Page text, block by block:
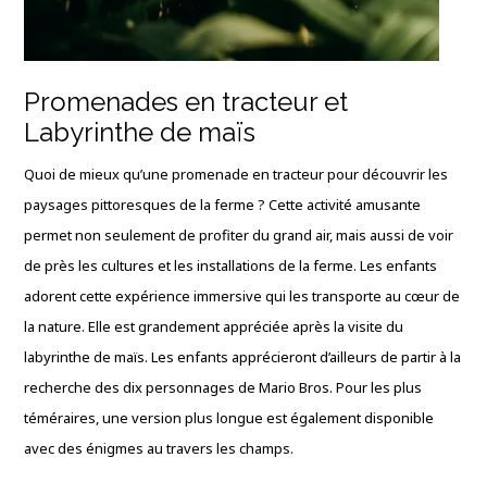
Promenades en tracteur et
Labyrinthe de maïs
Quoi de mieux qu’une promenade en tracteur pour découvrir les
paysages pittoresques de la ferme ? Cette activité amusante
permet non seulement de profiter du grand air, mais aussi de voir
de près les cultures et les installations de la ferme. Les enfants
adorent cette expérience immersive qui les transporte au cœur de
la nature. Elle est grandement appréciée après la visite du
labyrinthe de maïs. Les enfants apprécieront d’ailleurs de partir à la
recherche des dix personnages de Mario Bros. Pour les plus
téméraires, une version plus longue est également disponible
avec des énigmes au travers les champs.